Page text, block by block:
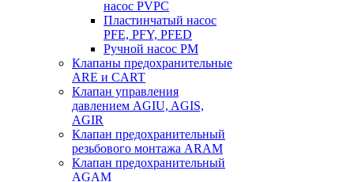
насос PVPC
Пластинчатый насос
PFE, PFY, PFED
Ручной насос PM
Клапаны предохранительные
ARE и CART
Клапан управления
давлением AGIU, AGIS,
AGIR
Клапан предохранительный
резьбового монтажа ARAM
Клапан предохранительный
AGAM